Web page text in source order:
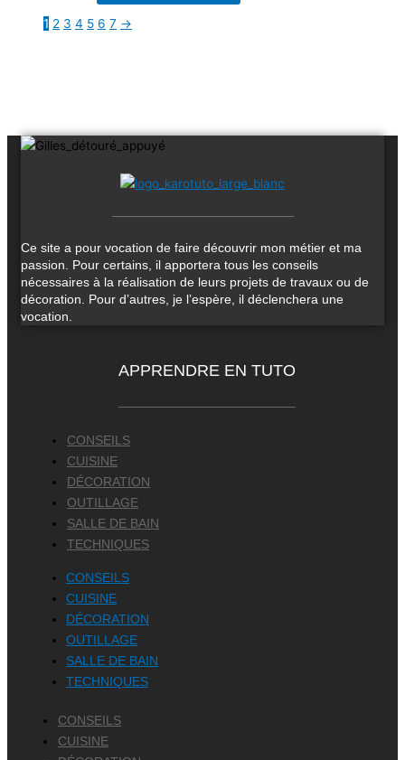
1 2 3 4 5 6 7 →
Ce site a pour vocation de faire découvrir mon métier et ma
passion. Pour certains, il apportera tous les conseils
nécessaires à la réalisation de leurs projets de travaux ou de
décoration. Pour d’autres, je l’espère, il déclenchera une
vocation.
APPRENDRE EN TUTO
CONSEILS
CUISINE
DÉCORATION
OUTILLAGE
SALLE DE BAIN
TECHNIQUES
CONSEILS
CUISINE
DÉCORATION
OUTILLAGE
SALLE DE BAIN
TECHNIQUES
CONSEILS
CUISINE